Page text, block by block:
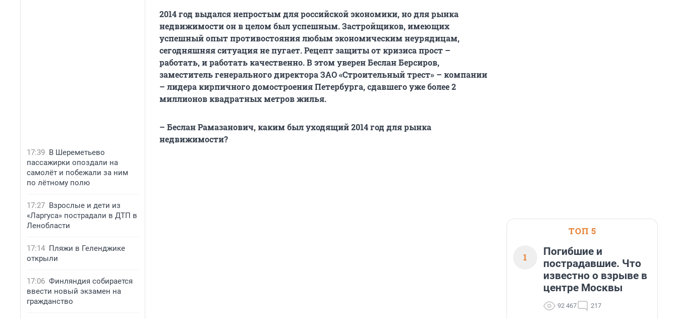
17:39 В Шереметьево
пассажирки опоздали на
самолёт и побежали за ним
по лётному полю
17:27 Взрослые и дети из
«Ларгуса» пострадали в ДТП в
Ленобласти
17:14 Пляжи в Геленджике
открыли
17:06 Финляндия собирается
ввести новый экзамен на
гражданство
2014 год выдался непростым для российской экономики, но для рынка
недвижимости он в целом был успешным. Застройщиков, имеющих
успешный опыт противостояния любым экономическим неурядицам,
сегодняшняя ситуация не пугает. Рецепт защиты от кризиса прост –
работать, и работать качественно. В этом уверен Беслан Берсиров,
заместитель генерального директора ЗАО «Строительный трест» – компании
– лидера кирпичного домостроения Петербурга, сдавшего уже более 2
миллионов квадратных метров жилья.
– Беслан Рамазанович, каким был уходящий 2014 год для рынка
недвижимости?
ТОП 5
1
Погибшие и
пострадавшие. Что
известно о взрыве в
центре Москвы
92 467 217